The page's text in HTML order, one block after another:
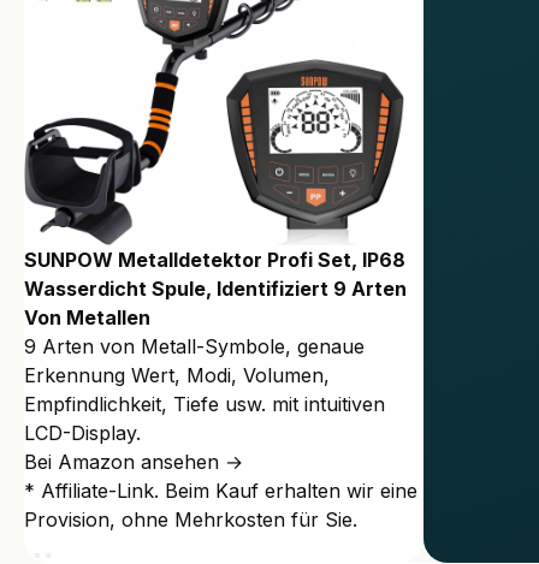
SUNPOW Metalldetektor Profi Set, IP68
Wasserdicht Spule, Identifiziert 9 Arten
Von Metallen
9 Arten von Metall-Symbole, genaue
Erkennung Wert, Modi, Volumen,
Empfindlichkeit, Tiefe usw. mit intuitiven
LCD-Display.
Bei Amazon ansehen →
* Affiliate-Link. Beim Kauf erhalten wir eine
Provision, ohne Mehrkosten für Sie.